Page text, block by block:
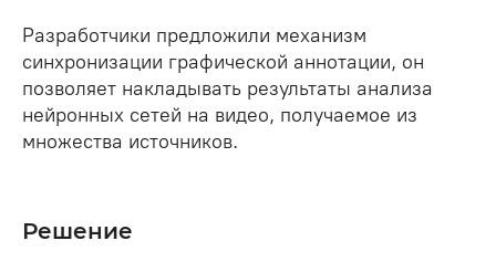
Разработчики предложили механизм
синхронизации графической аннотации, он
позволяет накладывать результаты анализа
нейронных сетей на видео, получаемое из
множества источников.
Решение